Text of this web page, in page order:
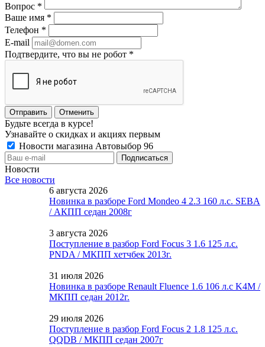
Вопрос *
Ваше имя *
Телефон *
E-mail
Подтвердите, что вы не робот *
Отменить
Будьте всегда в курсе!
Узнавайте о скидках и акциях первым
Новости магазина Автовыбор 96
Новости
Все новости
6 августа 2026
Новинка в разборе Ford Mondeo 4 2.3 160 л.с. SEBA
/ АКПП седан 2008г
3 августа 2026
Поступление в разбор Ford Focus 3 1.6 125 л.с.
PNDA / МКПП хетчбек 2013г.
31 июля 2026
Новинка в разборе Renault Fluence 1.6 106 л.с K4M /
МКПП седан 2012г.
29 июля 2026
Поступление в разбор Ford Focus 2 1.8 125 л.с.
QQDB / МКПП седан 2007г